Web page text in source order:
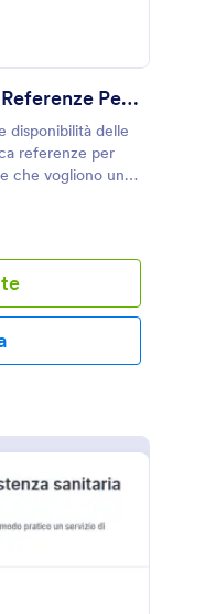
Modulo Di Verifica Delle Referenze Per Babysitter
disponibilità delle
referenze per
che vogliono una